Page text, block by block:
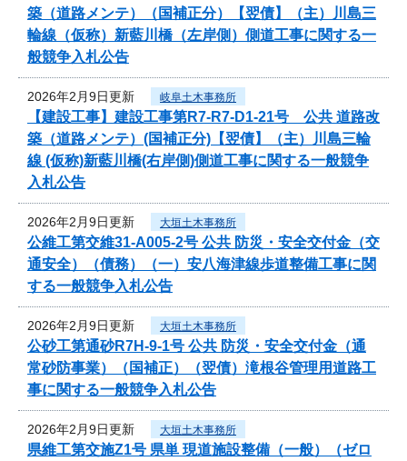
築（道路メンテ）（国補正分）【翌債】（主）川島三
輪線（仮称）新藍川橋（左岸側）側道工事に関する一
般競争入札公告
2026年2月9日更新 岐阜土木事務所
【建設工事】建設工事第R7-R7-D1-21号 公共 道路改
築（道路メンテ）(国補正分)【翌債】（主）川島三輪
線 (仮称)新藍川橋(右岸側)側道工事に関する一般競争
入札公告
2026年2月9日更新 大垣土木事務所
公維工第交維31-A005-2号 公共 防災・安全交付金（交
通安全）（債務）（一）安八海津線歩道整備工事に関
する一般競争入札公告
2026年2月9日更新 大垣土木事務所
公砂工第通砂R7H-9-1号 公共 防災・安全交付金（通
常砂防事業）（国補正）（翌債）滝根谷管理用道路工
事に関する一般競争入札公告
2026年2月9日更新 大垣土木事務所
県維工第交施Z1号 県単 現道施設整備（一般）（ゼロ